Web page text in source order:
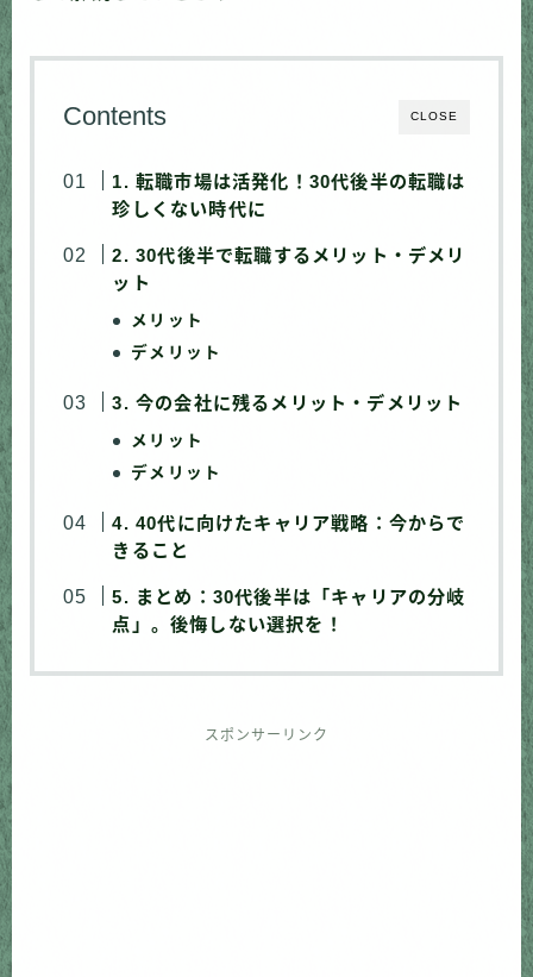
CLOSE
Contents
1. 転職市場は活発化！30代後半の転職は
珍しくない時代に
2. 30代後半で転職するメリット・デメリ
ット
メリット
デメリット
3. 今の会社に残るメリット・デメリット
メリット
デメリット
4. 40代に向けたキャリア戦略：今からで
きること
5. まとめ：30代後半は「キャリアの分岐
点」。後悔しない選択を！
スポンサーリンク